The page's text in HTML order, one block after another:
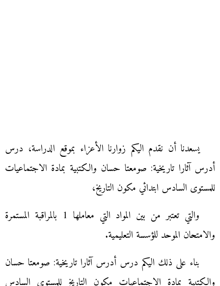
يسعدنا أن نقدم اليكم زوارنا الأعزاء بموقع الدراسة، درس
أدرس آثارا تاريخية: صومعتا حسان والكتبية بمادة الاجتماعيات
للمستوى السادس ابتدائي مكون التاريخ،
والتي تعتبر من بين المواد التي معاملها 1 بالمراقبة المستمرة
والامتحان الموحد للؤسسة التعليمية.
بناء على ذلك اليكم درس أدرس آثارا تاريخية: صومعتا حسان